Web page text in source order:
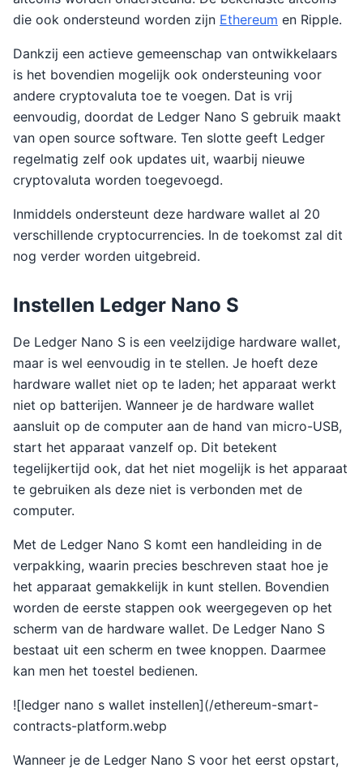
die ook ondersteund worden zijn Ethereum en Ripple.
Dankzij een actieve gemeenschap van ontwikkelaars
is het bovendien mogelijk ook ondersteuning voor
andere cryptovaluta toe te voegen. Dat is vrij
eenvoudig, doordat de Ledger Nano S gebruik maakt
van open source software. Ten slotte geeft Ledger
regelmatig zelf ook updates uit, waarbij nieuwe
cryptovaluta worden toegevoegd.
Inmiddels ondersteunt deze hardware wallet al 20
verschillende cryptocurrencies. In de toekomst zal dit
nog verder worden uitgebreid.
Instellen Ledger Nano S
De Ledger Nano S is een veelzijdige hardware wallet,
maar is wel eenvoudig in te stellen. Je hoeft deze
hardware wallet niet op te laden; het apparaat werkt
niet op batterijen. Wanneer je de hardware wallet
aansluit op de computer aan de hand van micro-USB,
start het apparaat vanzelf op. Dit betekent
tegelijkertijd ook, dat het niet mogelijk is het apparaat
te gebruiken als deze niet is verbonden met de
computer.
Met de Ledger Nano S komt een handleiding in de
verpakking, waarin precies beschreven staat hoe je
het apparaat gemakkelijk in kunt stellen. Bovendien
worden de eerste stappen ook weergegeven op het
scherm van de hardware wallet. De Ledger Nano S
bestaat uit een scherm en twee knoppen. Daarmee
kan men het toestel bedienen.
![ledger nano s wallet instellen](/ethereum-smart-
contracts-platform.webp
Wanneer je de Ledger Nano S voor het eerst opstart,